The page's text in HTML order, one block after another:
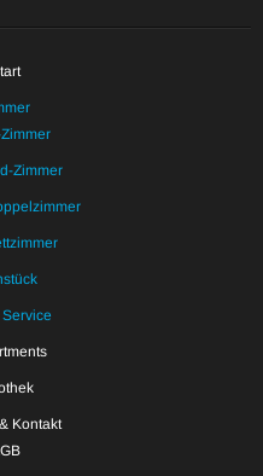
Zimmer
Kontakt